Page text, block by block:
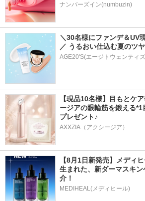
ナンバーズイン(numbuzin)
＼30名様にファンデ＆UV
／ うるおい仕込む夏のツ
AGE20'S(エージトウェンティ
【現品10名様】目もとケ
ージアの眼輪筋を鍛える
プレゼント♪
AXXZIA（アクシージア）
【8月1日新発売】メディ
生まれた、新ダーマスキ
介！
MEDIHEAL(メディヒール)